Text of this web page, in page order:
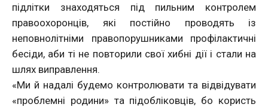
підлітки знаходяться під пильним контролем
правоохоронців, які постійно проводять із
неповнолітніми правопорушниками профілактичні
бесіди, аби ті не повторили свої хибні дії і стали на
шлях виправлення.
«Ми й надалі будемо контролювати та відвідувати
«проблемні родини» та підобліковців, бо користь